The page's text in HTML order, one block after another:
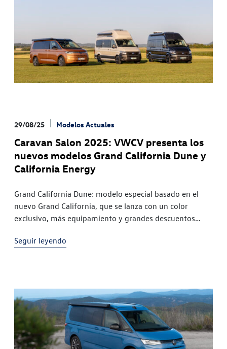
29/08/25 Modelos Actuales
Caravan Salon 2025: VWCV presenta los
nuevos modelos Grand California Dune y
California Energy
Grand California Dune: modelo especial basado en el
nuevo Grand California, que se lanza con un color
exclusivo, más equipamiento y grandes descuentos
el ambiente acogedor del interior, las redes para
especial Energy se lanza como Beach Camper, Coast y
Ocean con un equipamiento de alta gama que incluye
toldo y llantas de aluminio La familia California en el
pabellón 16: Grand California, California y Caddy
California - VWCV en el Caravan Salon con la gama
Seguir leyendo